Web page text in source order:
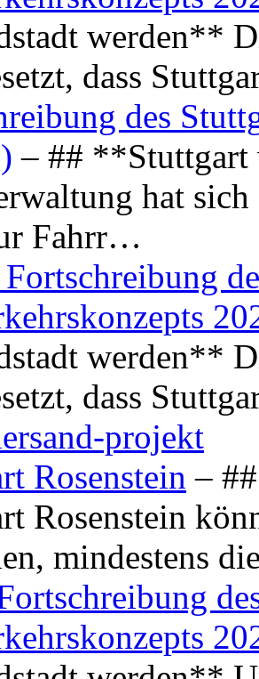
werden**
dass
des
– ## **Stuttgart
hat
Fahrr…
werden**
dass
projekt
Rosenstein –
Rosenstein
mindestens